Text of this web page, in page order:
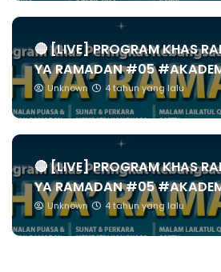
🔴 [LIVE] PROGRAM KHAS
YA RAMADAN #05
Unknown 4 tahun yang lalu
🔴 [LIVE] PROGRAM KHAS
YA RAMADAN #05
Unknown 4 tahun yang lalu